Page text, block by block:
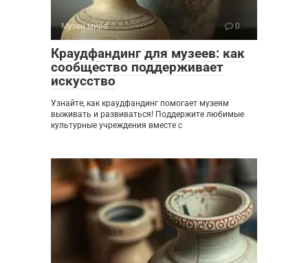
Музеи мира 0
Краудфандинг для музеев: как
сообщество поддерживает
искусство
Узнайте, как краудфандинг помогает музеям
выживать и развиваться! Поддержите любимые
культурные учреждения вместе с